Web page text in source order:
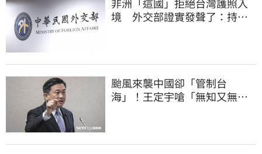
非洲「這國」拒絕台灣護照入
境 外交部證實發聲了：持續
颱風來襲中國卻「管制台
海」！王定宇嗆「無知又無